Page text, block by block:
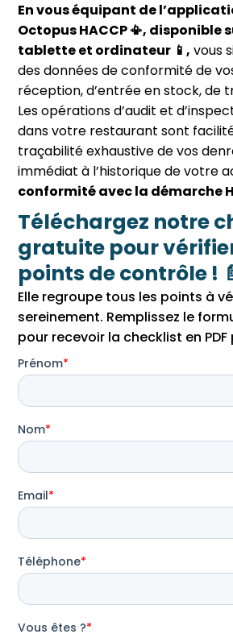
En vous équipant de
Octopus HACCP📳, disponible
tablette et ordinateur 📱, vous
des données de conformité de
réception, d’entrée en stock, de
Les opérations d’audit et
dans votre restaurant sont
traçabilité exhaustive de vos
immédiat à l’historique de votre
conformité avec la démarche
Téléchargez notre
gratuite pour
points de contrôle !
Elle regroupe tous les points à
sereinement. Remplissez le
pour recevoir la checklist en PDF